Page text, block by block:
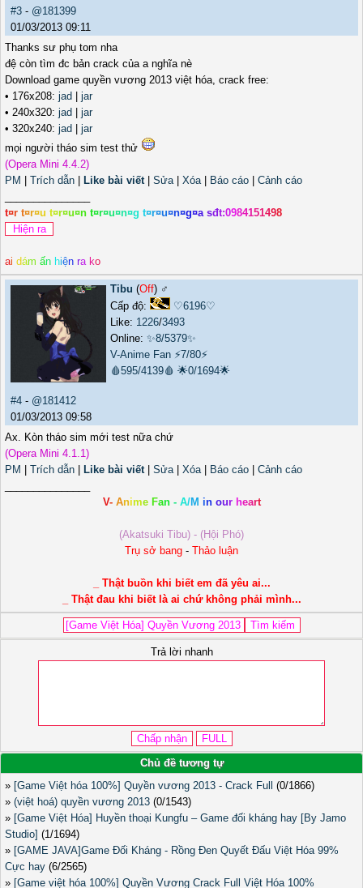
#3 - @181399
01/03/2013 09:11
Thanks sư phụ tom nha
đệ còn tìm đc bản crack của a nghĩa nè
Download game quyền vương 2013 việt hóa, crack free:
• 176x208: jad
jar
• 240x320: jad
jar
• 320x240: jad
jar
mọi người tháo sim test thử
(Opera Mini 4.4.2)
PM
Trích dẫn Like bài viết| Sửa| Xóa| Báo cáo
Cảnh cáo
t¤r t¤r¤u t¤r¤u¤n t¤r¤u¤n¤g t¤r¤u¤n¤g¤a sđt:0984151498
ai dám ấn hiện ra ko
Tibu (Off) ♂️
Cấp độ:
♡6196♡
Like: 1226/3493
Online: ✨8/5379✨
V-Anime Fan ⚡7/80⚡
🩸595/4139🩸 🌟0/1694🌟
#4 - @181412
01/03/2013 09:58
Ax. Kòn tháo sim mới test nữa chứ
(Opera Mini 4.1.1)
PM
Trích dẫn Like bài viết| Sửa| Xóa| Báo cáo
Cảnh cáo
V- Anime Fan - A/M in our heart
(Akatsuki Tibu) - (Hội Phó)
Trụ sở bang - Thảo luận
_ Thật buồn khi biết em đã yêu ai...
_ Thật đau khi biết là ai chứ không phải mình...
Trả lời nhanh
Chủ đề tương tự
» [Game Việt hóa 100%] Quyền vương 2013 - Crack Full
(0/1866)
» (việt hoá) quyền vương 2013 (0/1543)
» [Game Việt Hóa] Huyền thoại Kungfu – Game đối kháng hay [By Jamo
Studio] (1/1694)
» [GAME JAVA]Game Đối Kháng - Rồng Đen Quyết Đấu Việt Hóa 99%
Cực hay (6/2565)
» [Game việt hóa 100%] Quyền Vương Crack Full Việt Hóa 100%